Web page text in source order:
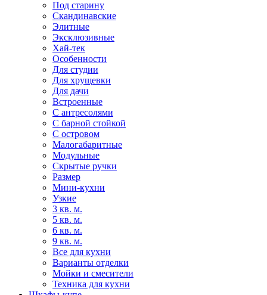
Под старину
Скандинавские
Элитные
Эксклюзивные
Хай-тек
Особенности
Для студии
Для хрущевки
Для дачи
Встроенные
С антресолями
С барной стойкой
С островом
Малогабаритные
Модульные
Скрытые ручки
Размер
Мини-кухни
Узкие
3 кв. м.
5 кв. м.
6 кв. м.
9 кв. м.
Все для кухни
Варианты отделки
Мойки и смесители
Техника для кухни